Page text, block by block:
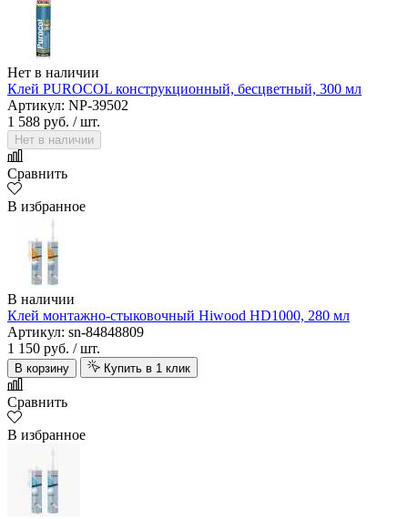
Нет в наличии
Клей PUROCOL конструкционный, бесцветный, 300 мл
Артикул: NP-39502
1 588 руб. / шт.
Нет в наличии
Сравнить
В избранное
В наличии
Клей монтажно-стыковочный Hiwood HD1000, 280 мл
Артикул: sn-84848809
1 150 руб. / шт.
В корзину Купить в 1 клик
Сравнить
В избранное